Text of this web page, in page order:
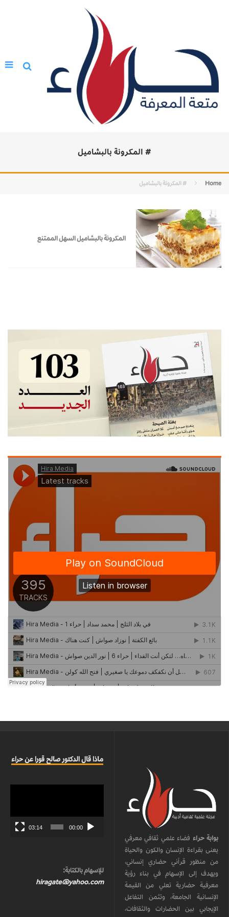
# المكرونة بالبشاميل
Home # المكرونة بالبشاميل
المكرونة بالبشاميل السهل الممتنع
بوابة حراء فضاء علمي ثقافي معرفي
يعنى بقراءة الإنسان والكون والحياة
من منظور قرآني حضاري إنساني،
ويهدف إلى الإسهام في بناء رؤية
معرفية حضارية تعلي من القيمة
الإنسانية الجامعة، وتثمن التفاعل
الإيجابي بين الحضارات والثقافات،
ماذا قال الدكتور صالح قورا عن حراء
00:00
03:14
للإسهام بالكتابة:
hiragate@yahoo.com